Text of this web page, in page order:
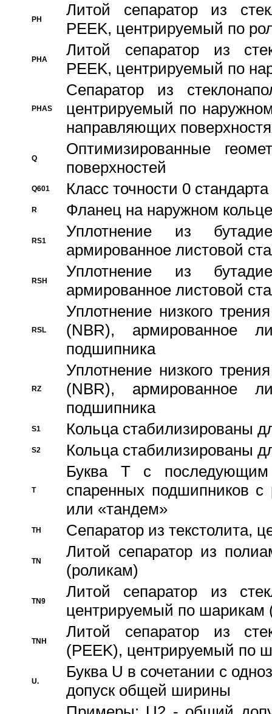
PH
Литой сепаратор из
PEEK, центрируемый по
PHA
Литой сепаратор из
PEEK, центрируемый по
PHAS
Сепаратор из
центрируемый по
направляющих
Q
Оптимизированные
поверхностей
Q601 Класс точности 0
R Фланец на наружном кольце
RS1
Уплотнение из
армированное листовой
RSH
Уплотнение из
армированное листовой
RSL
Уплотнение низкого
(NBR), армированное
подшипника
RZ
Уплотнение низкого
(NBR), армированное
подшипника
S1 Кольца стабилизированы
S2 Кольца стабилизированы
T
Буква T с
спаренных подшипников
или «тандем»
TH Сепаратор из текстолита,
TN
Литой сепаратор из
(роликам)
TN9
Литой сепаратор из
центрируемый по шарикам
TNH
Литой сепаратор из
(PEEK), центрируемый по
U.
Буква U в сочетании с
допуск общей ширины